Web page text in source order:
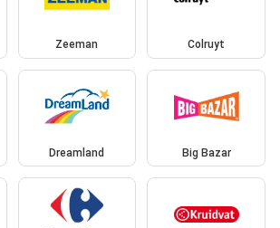
Zeeman Colruyt
Dreamland Big Bazar